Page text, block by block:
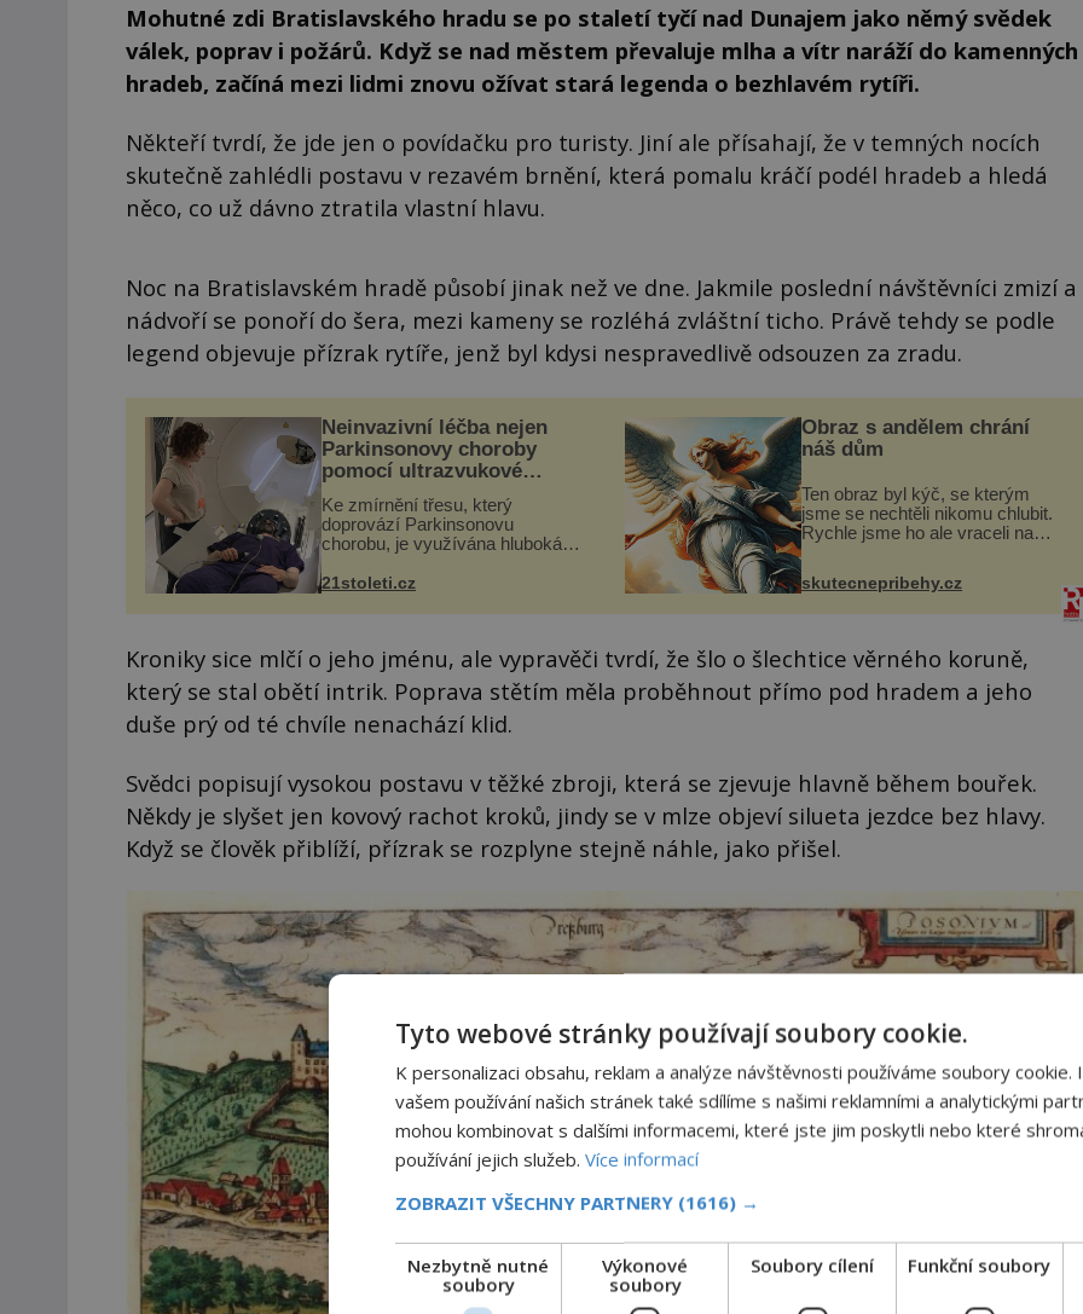
Mohutné zdi Bratislavského hradu se po staletí tyčí nad Dunajem jako němý svědek
válek, poprav i požárů. Když se nad městem převaluje mlha a vítr naráží do kamenných
hradeb, začíná mezi lidmi znovu ožívat stará legenda o bezhlavém rytíři.
Někteří tvrdí, že jde jen o povídačku pro turisty. Jiní ale přísahají, že v temných nocích
skutečně zahlédli postavu v rezavém brnění, která pomalu kráčí podél hradeb a hledá
něco, co už dávno ztratila vlastní hlavu.
Noc na Bratislavském hradě působí jinak než ve dne. Jakmile poslední návštěvníci zmizí a
nádvoří se ponoří do šera, mezi kameny se rozléhá zvláštní ticho. Právě tehdy se podle
legend objevuje přízrak rytíře, jenž byl kdysi nespravedlivě odsouzen za zradu.
Neinvazivní léčba nejen
Parkinsonovy choroby
pomocí ultrazvukové
Ke zmírnění třesu, který
doprovází Parkinsonovu
chorobu, je využívána hluboká
vyžaduje vysoce invazivní
vhodný k dostatečně přesnému
21stoleti.cz
Obraz s andělem chrání
náš dům
Ten obraz byl kýč, se kterým
jsme se nechtěli nikomu chlubit.
Rychle jsme ho ale vraceli na
domek na severu Čech, kde
jsme si naplánova...
skutecnepribehy.cz
Kroniky sice mlčí o jeho jménu, ale vypravěči tvrdí, že šlo o šlechtice věrného koruně,
který se stal obětí intrik. Poprava stětím měla proběhnout přímo pod hradem a jeho
duše prý od té chvíle nenachází klid.
Svědci popisují vysokou postavu v těžké zbroji, která se zjevuje hlavně během bouřek.
Někdy je slyšet jen kovový rachot kroků, jindy se v mlze objeví silueta jezdce bez hlavy.
Když se člověk přiblíží, přízrak se rozplyne stejně náhle, jako přišel.
Tyto webové stránky používají soubory cookie.
K personalizaci obsahu, reklam a analýze návštěvnosti používáme soubory cookie.
vašem používání našich stránek také sdílíme s našimi reklamními a analytickými
mohou kombinovat s dalšími informacemi, které jste jim poskytli nebo které
používání jejich služeb. Více informací
ZOBRAZIT VŠECHNY PARTNERY (1616) →
Nezbytně nutné
soubory
Výkonové
soubory
Soubory cílení Funkční soubory